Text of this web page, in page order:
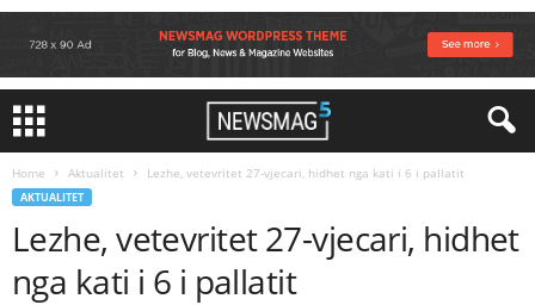
Home Aktualitet Lezhe, vetevritet 27-vjecari, hidhet nga kati i 6 i pallatit
AKTUALITET
Lezhe, vetevritet 27-vjecari, hidhet
nga kati i 6 i pallatit